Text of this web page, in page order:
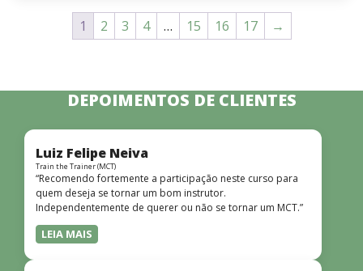
1 2 3 4 … 15 16 17 →
DEPOIMENTOS DE CLIENTES
Luiz Felipe Neiva
Train the Trainer (MCT)
“Recomendo fortemente a participação neste curso para
quem deseja se tornar um bom instrutor.
Independentemente de querer ou não se tornar um MCT.”
LEIA MAIS